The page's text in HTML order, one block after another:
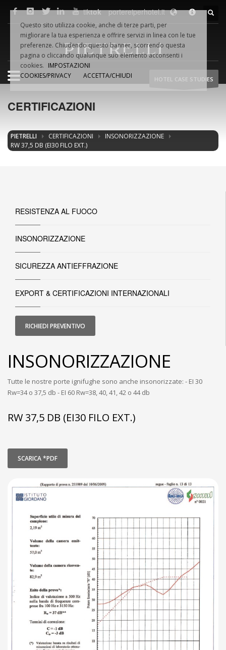
F.LLIPIETRELLISRL
Via Dino VAMPA, 18
61032 Fano (PU) Italia
+39.0721.854495
Fax +39.0721.854954
P.iva 02044740419
pietrelliporte.it
porte-hotel.it
hotel-doors.co.uk
tiktok portereiperhotel.it
HOTEL CASE STUDIES
CERTIFICAZIONI
PIETRELLI CERTIFICAZIONI
INSONORIZZAZIONE
RW 37,5 DB (EI30 FILO EXT.)
RESISTENZA AL FUOCO
INSONORIZZAZIONE
SICUREZZA ANTIEFFRAZIONE
EXPORT & CERTIFICAZIONI INTERNAZIONALI
RICHIEDI PREVENTIVO
INSONORIZZAZIONE
Tutte le nostre porte ignifughe sono anche insonorizzate: - EI 30
Rw=34 o 37,5 db - EI 60 Rw=38, 40, 41, 42 o 44 db
RW 37,5 DB (EI30 FILO EXT.)
SCARICA *PDF
Questo sito utilizza cookie, anche di terze parti, per
migliorare la tua esperienza e offrire servizi in linea con le tue
preferenze. Chiudendo questo banner, scorrendo questa
pagina o cliccando qualunque suo elemento acconsenti i
cookies. IMPOSTAZIONI
COOKIES/PRIVACY
ACCETTA/CHIUDI